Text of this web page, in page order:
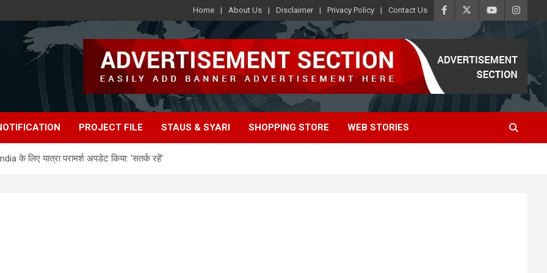
Home About Us Disclaimer Privacy Policy Contact Us
PROJECT FILE STAUS & SYARI SHOPPING STORE WEB STORIES
के लिए यात्रा परामर्श अपडेट किया: ‘सतर्क रहें’